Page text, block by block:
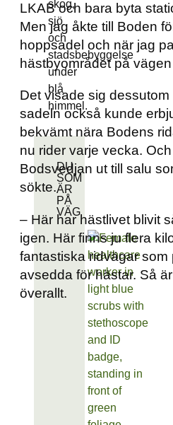
DU
SOM
ÄR
PÅ
VÄG
LKAB och bara byta
Men jag åkte till Boden
hoppsadel och när jag
hästbyområdet på
Det visade sig
sadeln också kunde
bekvämt nära Bodens
nu rider varje vecka.
Bodsvedjan ut till salu
sökte.
– Här har hästlivet blivit
igen. Här finns ju flera
fantastiska ridvägar som
avsedda för hästar. Så
överallt.